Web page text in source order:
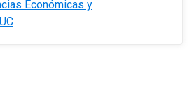
Económicas y